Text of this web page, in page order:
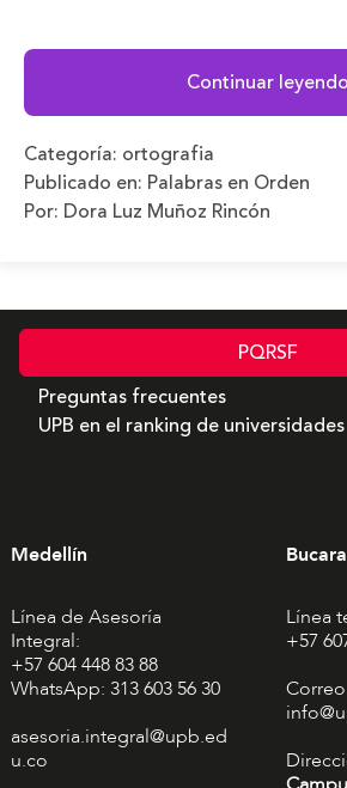
Continuar leyendo
Categoría: ortografia
Publicado en: Palabras en Orden
Por: Dora Luz Muñoz Rincón
PQRSF
Preguntas frecuentes
UPB en el ranking de universidades
Medellín
Línea de Asesoría
Integral:
+57 604 448 83 88
WhatsApp: 313 603 56 30
asesoria.integral@upb.ed
u.co
Línea
+57